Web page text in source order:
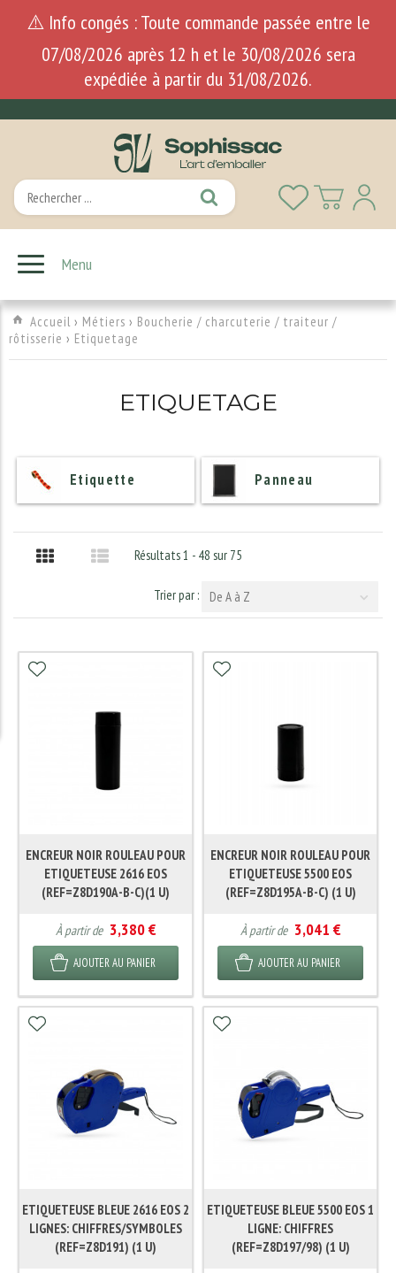
⚠️ Info congés : Toute commande passée entre le
07/08/2026 après 12 h et le 30/08/2026 sera
expédiée à partir du 31/08/2026.
Menu
Accueil › Métiers › Boucherie / charcuterie / traiteur /
rôtisserie › Etiquetage
ETIQUETAGE
Etiquette Panneau
Résultats 1 - 48 sur 75
Trier par : De A à Z
ENCREUR NOIR ROULEAU POUR
ETIQUETEUSE 2616 EOS
(REF=Z8D190A-B-C)(1 U)
À partir de 3,380 €
AJOUTER AU PANIER
ENCREUR NOIR ROULEAU POUR
ETIQUETEUSE 5500 EOS
(REF=Z8D195A-B-C) (1 U)
À partir de 3,041 €
AJOUTER AU PANIER
ETIQUETEUSE BLEUE 2616 EOS 2
LIGNES: CHIFFRES/SYMBOLES
(REF=Z8D191) (1 U)
ETIQUETEUSE BLEUE 5500 EOS 1
LIGNE: CHIFFRES
(REF=Z8D197/98) (1 U)